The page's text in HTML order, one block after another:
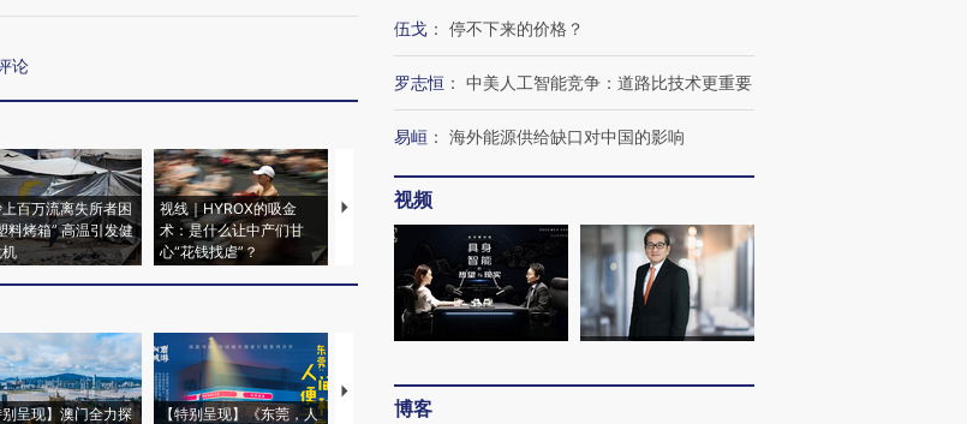
论
百万流离失所者困
料烤箱” 高温引发健
机
视线｜HYROX的吸金
术：是什么让中产们甘
心“花钱找虐”？
马航飞行员跨国走私7万
粒摇头丸 尿检体内含3种
度Z世代 用街头抗争将教
育部长拱下台
机”？难民潮撕裂西班牙
飞地休达
呈现】澳门全力探
【特别呈现】《东莞，人
【推广】走进第四届链博
会，让数智科技“链”接产
【商旅对话】华住集团
伍戈 ： 停不下来的价格？
罗志恒 ： 中美人工智能竞争：道路比技术更重要
易峘 ： 海外能源供给缺口对中国的影响
视频
博客